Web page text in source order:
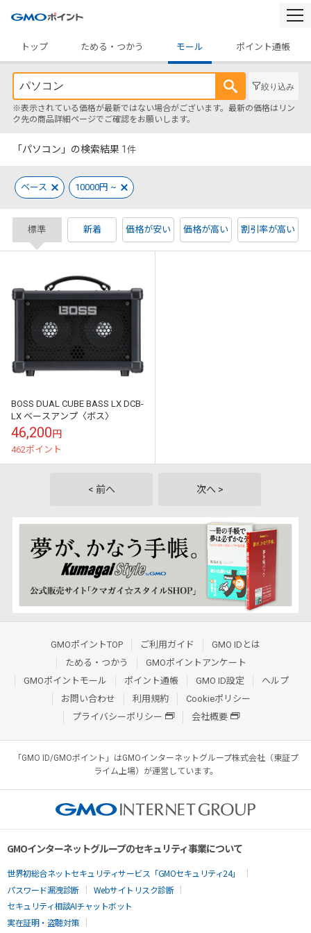
トップ
ためる・つかう モール ポイント通帳
絞り込み
※表示されている価格が最新ではない場合がございます。最新の価格はリン
ク先の商品詳細ページでご確認をお願いします。
「パソコン」の検索結果 1 件
ベース 10000円 ~
標準 新着 価格が安い 価格が高い 割引率が高い
BOSS DUAL CUBE BASS LX DCB-
LX ベースアンプ〈ボス〉
46,200円
462ポイント
< 前へ 次へ >
GMOポイントTOP ご利用ガイド
GMO IDとは
ためる・つかう
GMOポイントアンケート
GMOポイントモール
ポイント通帳 GMO ID設定
ヘルプ
お問い合わせ
利用規約
Cookieポリシー
プライバシーポリシー
会社概要
「GMO ID/GMOポイント」はGMOインターネットグループ株式会社（東証プ
ライム上場）が運営しています。
GMOインターネットグループのセキュリティ事業について
世界初総合ネットセキュリティサービス「GMOセキュリティ24」
パスワード漏洩診断
Webサイトリスク診断
セキュリティ相談AIチャットボット
実在証明・盗聴対策